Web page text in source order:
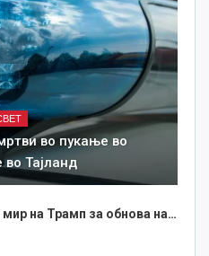
во пукање во
во Тајланд
на Трамп за обнова на…